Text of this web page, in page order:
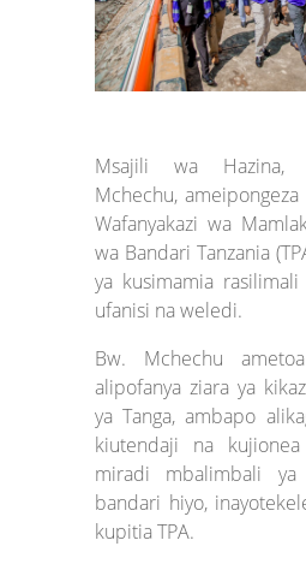
Msajili wa Hazina,
Mchechu,
Wafanyakazi wa
wa Bandari Tanzania
ya kusimamia
ufanisi na weledi.
Bw. Mchechu
alipofanya ziara ya
ya Tanga, ambapo
kiutendaji na
miradi mbalimbali ya
bandari hiyo,
kupitia TPA.